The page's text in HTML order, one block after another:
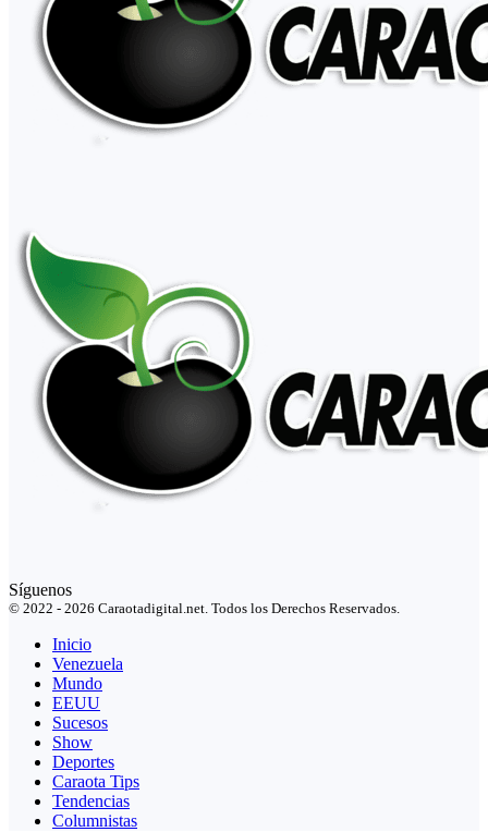
Síguenos
© 2022 - 2026 Caraotadigital.net. Todos los Derechos Reservados.
Inicio
Venezuela
Mundo
EEUU
Sucesos
Show
Deportes
Caraota Tips
Tendencias
Columnistas